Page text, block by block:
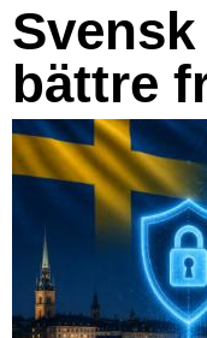
bättre